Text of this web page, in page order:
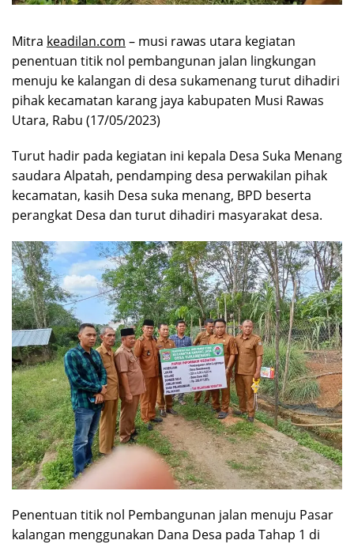
Mitra keadilan.com – musi rawas utara kegiatan
penentuan titik nol pembangunan jalan lingkungan
menuju ke kalangan di desa sukamenang turut dihadiri
pihak kecamatan karang jaya kabupaten Musi Rawas
Utara, Rabu (17/05/2023)
Turut hadir pada kegiatan ini kepala Desa Suka Menang
saudara Alpatah, pendamping desa perwakilan pihak
kecamatan, kasih Desa suka menang, BPD beserta
perangkat Desa dan turut dihadiri masyarakat desa.
Penentuan titik nol Pembangunan jalan menuju Pasar
kalangan menggunakan Dana Desa pada Tahap 1 di